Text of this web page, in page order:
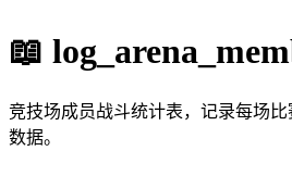
📖
竞技场成员战斗统计表，记录每场
数据。